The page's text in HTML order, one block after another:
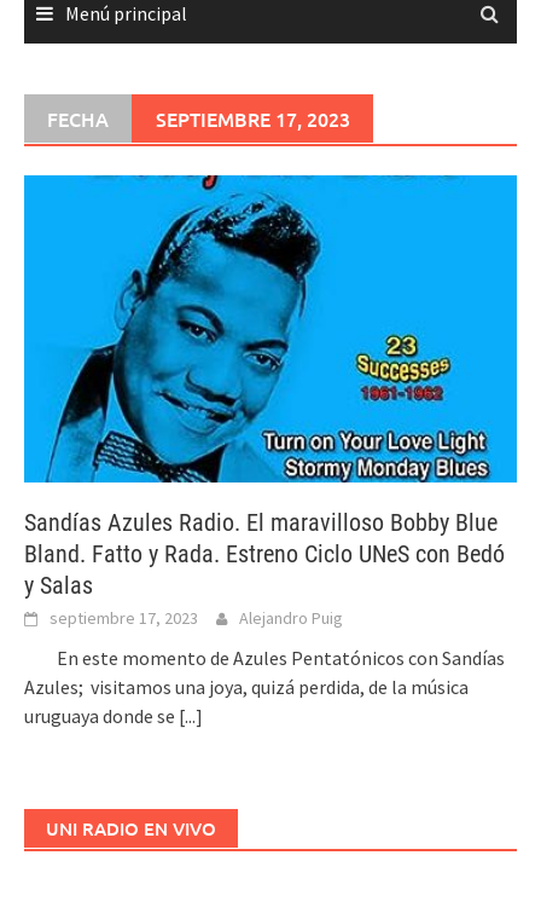
Menú principal
FECHA SEPTIEMBRE 17, 2023
Sandías Azules Radio. El maravilloso Bobby Blue
Bland. Fatto y Rada. Estreno Ciclo UNeS con Bedó
y Salas
septiembre 17, 2023 Alejandro Puig
En este momento de Azules Pentatónicos con Sandías
Azules; visitamos una joya, quizá perdida, de la música
uruguaya donde se [...]
UNI RADIO EN VIVO